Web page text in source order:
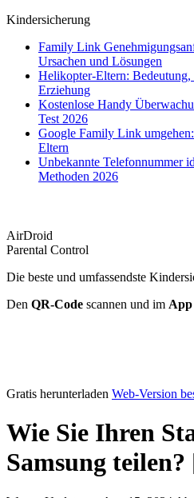
Kindersicherung
Family Link
Ursachen und Lösungen
Helikopter-Eltern:
Erziehung
Kostenlose Handy
Test 2026
Google Family Link
Eltern
Unbekannte Telefonnummer
Methoden 2026
AirDroid
Parental Control
Die beste und umfassendste
Den QR-Code scannen und im App
Gratis herunterladen Web-Version
Wie Sie Ihren
Samsung